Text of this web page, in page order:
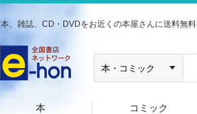
本、雑誌、CD・DVDをお近くの本屋さんに送料無料
本 コミック